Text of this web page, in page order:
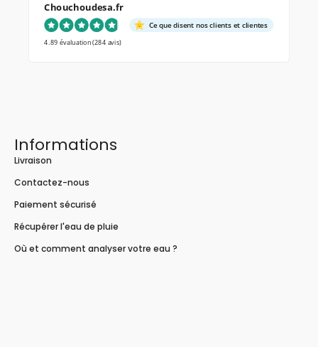
Chouchoudesa.fr
Ce que disent nos clients et clientes
4.89 évaluation(284 avis)
Informations
Livraison
Contactez-nous
Paiement sécurisé
Récupérer l'eau de pluie
Où et comment analyser votre eau ?